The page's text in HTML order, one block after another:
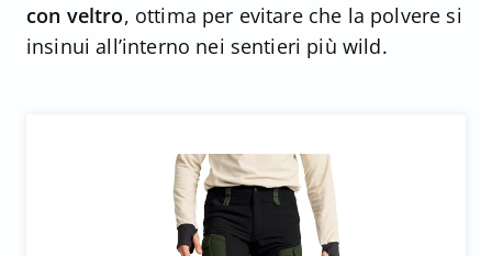
con veltro, ottima per evitare che la polvere si
insinui all’interno nei sentieri più wild.